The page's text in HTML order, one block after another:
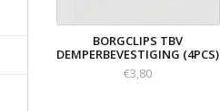
BORGCLIPS TBV
DEMPERBEVESTIGING (4PCS)
€3,80